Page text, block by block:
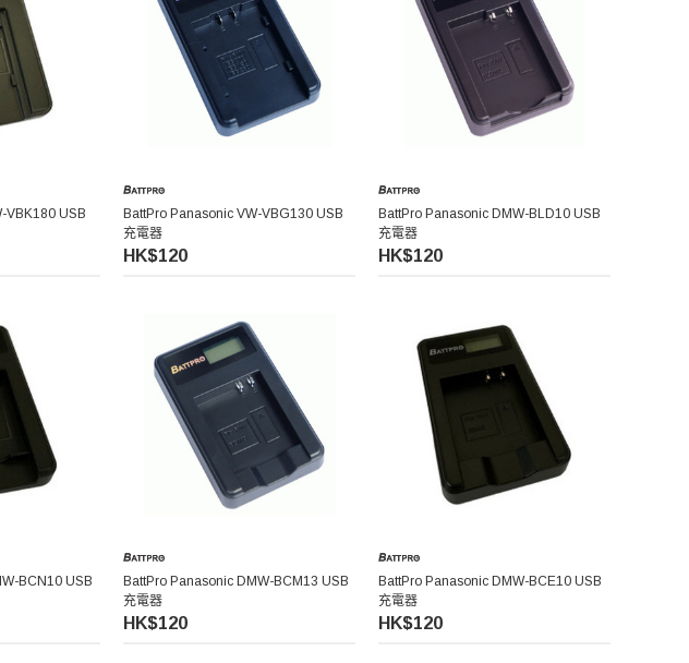
VBK180 USB
BattPro Panasonic VW-VBG130 USB
充電器
HK$120
BattPro Panasonic DMW-BLD10 USB
充電器
HK$120
BCN10 USB
BattPro Panasonic DMW-BCM13 USB
充電器
HK$120
BattPro Panasonic DMW-BCE10 USB
充電器
HK$120